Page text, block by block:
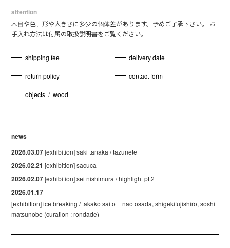
attention
木目や色、形や大きさに多少の個体差があります。予めご了承下さい。 お
手入れ方法は付属の取扱説明書をご覧ください。
shipping fee delivery date
return policy contact form
objects / wood
news
2026.03.07[exhibition] saki tanaka / tazunete
2026.02.21 [exhibition] sacuca
2026.02.07[exhibition] sei nishimura / highlight pt.2
2026.01.17
[exhibition] ice breaking / takako saito + nao osada, shigekifujishiro, soshi
matsunobe (curation : rondade)